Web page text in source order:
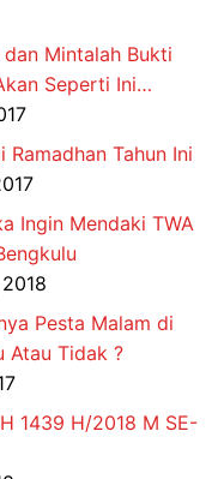
Mintalah Bukti
Seperti Ini…
Tahun Ini
Ingin Mendaki TWA
Pesta Malam di
Atau Tidak ?
1439 H/2018 M SE-